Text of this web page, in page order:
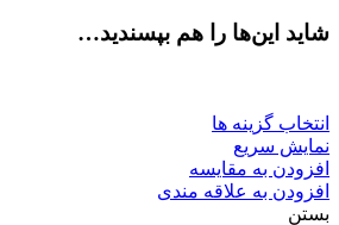
شاید این‌ها را هم بپسندید…
انتخاب گزینه ها
نمایش سریع
افزودن به مقایسه
افزودن به علاقه مندی
بستن